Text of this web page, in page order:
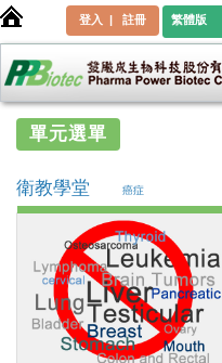
登入 | 註冊 繁體版
單元選單
鈣質與健康
澱粉
癌症
口腔癌
鼻咽癌
衛教學堂 癌症